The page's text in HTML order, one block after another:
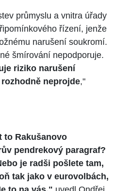
průmyslu a vnitra úřady
řízení, jenže
narušení soukromí.
šmírování nepodporuje.
riziko narušení
neprojde,"
to Rakušanovo
pendrekový paragraf?
je radši pošlete tam,
tak jako v eurovolbách,